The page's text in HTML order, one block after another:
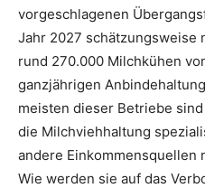
vorgeschlagenen
Jahr 2027 schätzungsweise
rund 270.000 Milchkühen
ganzjährigen
meisten dieser Betriebe
die Milchviehhaltung
andere Einkommensquellen
Wie werden sie auf das